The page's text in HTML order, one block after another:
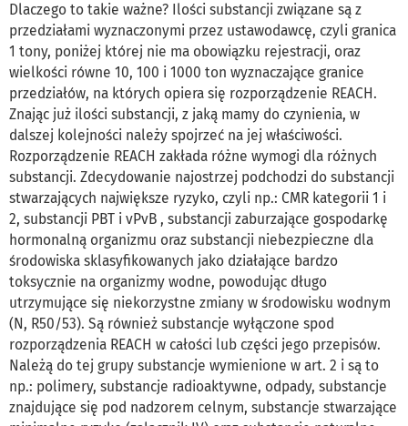
Dlaczego to takie ważne? Ilości substancji związane są z
przedziałami wyznaczonymi przez ustawodawcę, czyli granica
1 tony, poniżej której nie ma obowiązku rejestracji, oraz
wielkości równe 10, 100 i 1000 ton wyznaczające granice
przedziałów, na których opiera się rozporządzenie REACH.
Znając już ilości substancji, z jaką mamy do czynienia, w
dalszej kolejności należy spojrzeć na jej właściwości.
Rozporządzenie REACH zakłada różne wymogi dla różnych
substancji. Zdecydowanie najostrzej podchodzi do substancji
stwarzających największe ryzyko, czyli np.: CMR kategorii 1 i
2, substancji PBT i vPvB , substancji zaburzające gospodarkę
hormonalną organizmu oraz substancji niebezpieczne dla
środowiska sklasyfikowanych jako działające bardzo
toksycznie na organizmy wodne, powodując długo
utrzymujące się niekorzystne zmiany w środowisku wodnym
(N, R50/53). Są również substancje wyłączone spod
rozporządzenia REACH w całości lub części jego przepisów.
Należą do tej grupy substancje wymienione w art. 2 i są to
np.: polimery, substancje radioaktywne, odpady, substancje
znajdujące się pod nadzorem celnym, substancje stwarzające